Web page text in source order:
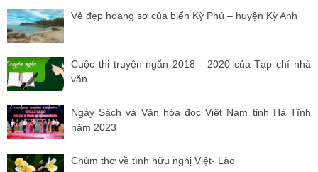
Vẻ đẹp hoang sơ của biển Kỳ Phú – huyện Kỳ Anh
Cuộc thi truyện ngắn 2018 - 2020 của Tạp chí nhà
văn...
Ngày Sách và Văn hóa đọc Việt Nam tỉnh Hà Tĩnh
năm 2023
Chùm thơ về tình hữu nghị Việt- Lào